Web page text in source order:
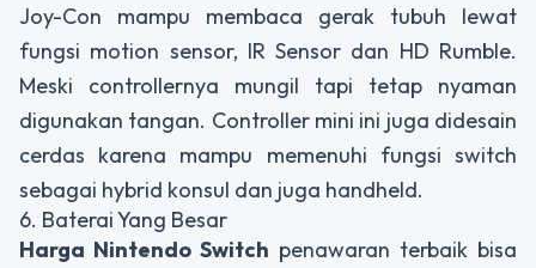
Joy-Con mampu membaca gerak tubuh lewat
fungsi motion sensor, IR Sensor dan HD Rumble.
Meski controllernya mungil tapi tetap nyaman
digunakan tangan. Controller mini ini juga didesain
cerdas karena mampu memenuhi fungsi switch
sebagai hybrid konsul dan juga handheld.
6. Baterai Yang Besar
Harga Nintendo Switch penawaran terbaik bisa